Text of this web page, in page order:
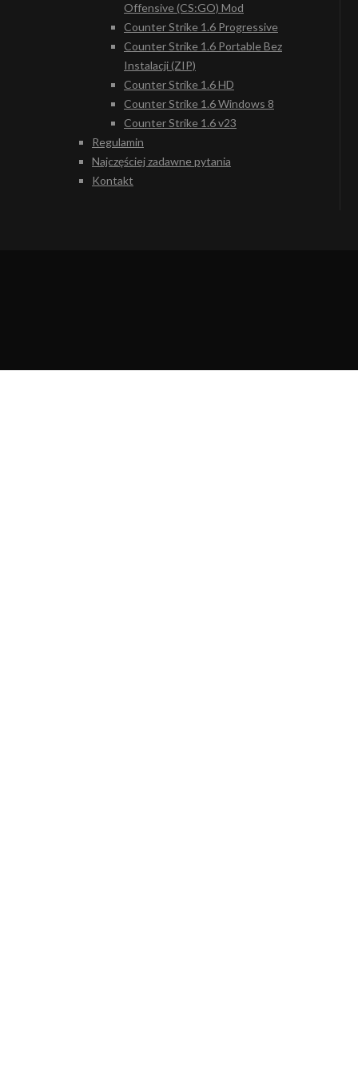
Offensive (CS:GO) Mod
Counter Strike 1.6 Progressive
Counter Strike 1.6 Portable Bez
Instalacji (ZIP)
Counter Strike 1.6 HD
Counter Strike 1.6 Windows 8
Counter Strike 1.6 v23
Regulamin
Najczęściej zadawne pytania
Kontakt